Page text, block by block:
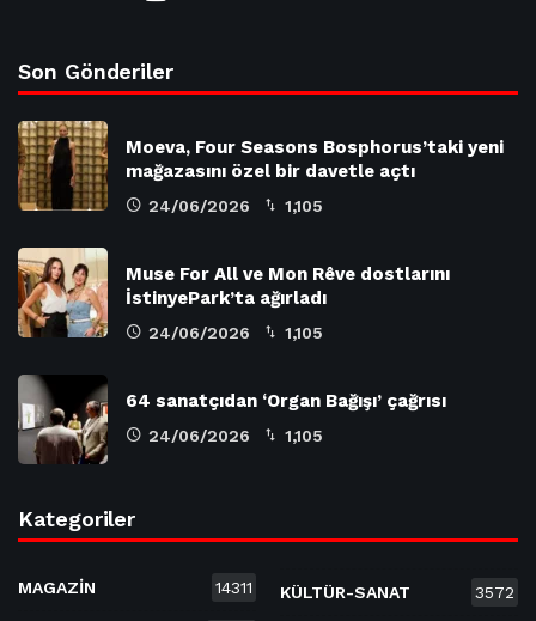
Son Gönderiler
Moeva, Four Seasons Bosphorus’taki yeni
mağazasını özel bir davetle açtı
24/06/2026 1,105
Muse For All ve Mon Rêve dostlarını
İstinyePark’ta ağırladı
24/06/2026 1,105
64 sanatçıdan ‘Organ Bağışı’ çağrısı
24/06/2026 1,105
Kategoriler
MAGAZİN 14311 KÜLTÜR-SANAT 3572